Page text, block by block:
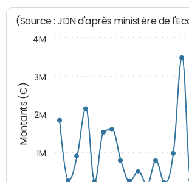
Montants (€)
(Source : JDN d'après ministère de
1M
2M
3M
4M